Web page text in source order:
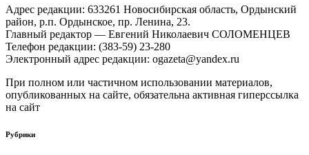
Адрес редакции: 633261 Новосибирская область, Ордынский
район, р.п. Ордынское, пр. Ленина, 23.
Главный редактор — Евгений Николаевич СОЛОМЕНЦЕВ
Телефон редакции: (383-59) 23-280
Электронный адрес редакции: ogazeta@yandex.ru
При полном или частичном использовании материалов,
опубликованных на сайте, обязательна активная гиперссылка
на сайт
Рубрики